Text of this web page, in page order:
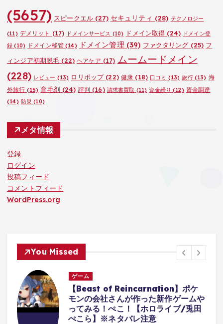
(5657) スピークエル(27) セキュリティ (28) テクノロジー
(11) デメリット (17) ドメインサービス (10) ドメイン取得 (24) ドメイン登
録 (10) ドメイン移管(14) ドメイン管理 (39) ファクタリング (25) フ
ィンジア初期脱毛 (22) ヘアケア (17) ムームードメイン
(228) レビュー (13) ロリポップ(22) 健康 (18) 口コミ (13) 旅行(13) 海
外旅行 (15) 育毛剤(24) 評判 (16) 請求書買取 (11) 資金繰り (12) 資金調達
(14) 防災 (10)
メタ情報
登録
ログイン
投稿フィード
コメントフィード
WordPress.org
You Missed
ゲーム
【ヒロサバ】最強キャラ引いてヒロア
カ新作ゲームで無双してみるぞ！【僕
のヒーローアカデミア
UNITEDSURVIVAL】